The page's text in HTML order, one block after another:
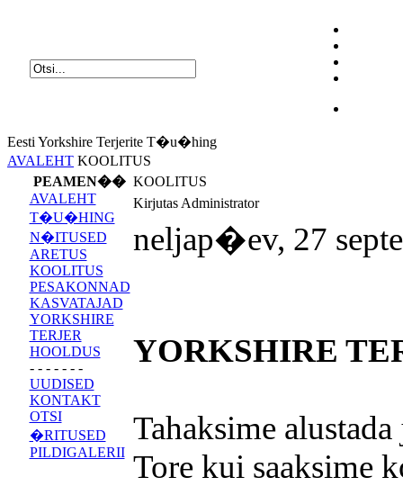
Eesti Yorkshire Terjerite T�u�hing
AVALEHT KOOLITUS
PEAMEN��
AVALEHT
T�U�HING
N�ITUSED
ARETUS
KOOLITUS
PESAKONNAD
KASVATAJAD
YORKSHIRE
TERJER
HOOLDUS
- - - - - - -
UUDISED
KONTAKT
OTSI
�RITUSED
PILDIGALERII
KOOLITUS
Kirjutas Administrator
neljap�ev, 27
YORKSHIRE
Tahaksime
Tore kui saaksime